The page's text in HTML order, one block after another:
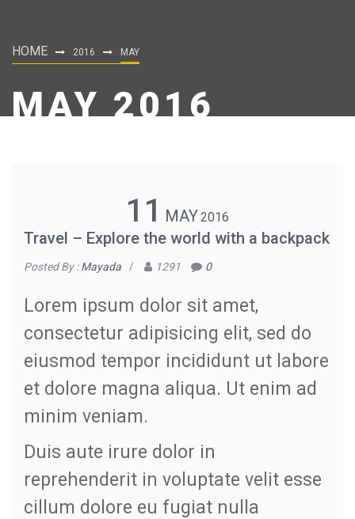
HOME 2016 MAY
MAY 2016
11 MAY2016
Travel – Explore the world with a backpack
Posted By :Mayada / 1291 0
Lorem ipsum dolor sit amet,
consectetur adipisicing elit, sed do
eiusmod tempor incididunt ut labore
et dolore magna aliqua. Ut enim ad
minim veniam.
Duis aute irure dolor in
reprehenderit in voluptate velit esse
cillum dolore eu fugiat nulla